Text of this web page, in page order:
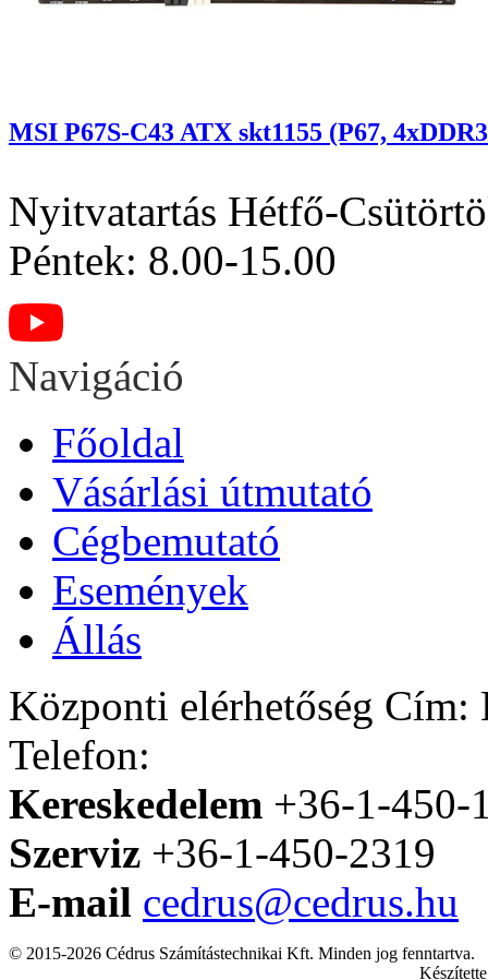
MSI P67S-C43 ATX skt1155 (P67,
Nyitvatartás Hétfő-
Péntek: 8.00-15.00
Navigáció
Főoldal
Vásárlási útmutató
Cégbemutató
Események
Állás
Központi elérhetőség Cím:
Telefon:
Kereskedelem +36-1-450-
Szerviz +36-1-450-2319
E-mail cedrus@cedrus.hu
© 2015-2026 Cédrus Számítástechnikai Kft. Minden jog fenntartva.